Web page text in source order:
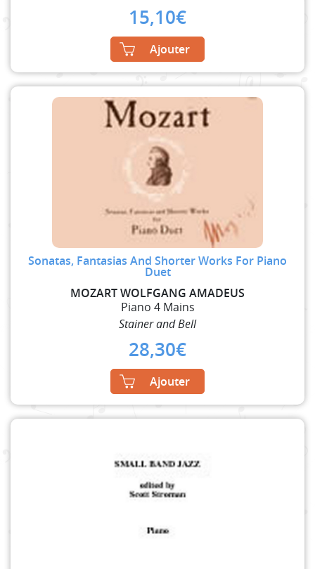
15,10€
Ajouter
Sonatas, Fantasias And Shorter Works For Piano
Duet
MOZART WOLFGANG AMADEUS
Piano 4 Mains
Stainer and Bell
28,30€
Ajouter